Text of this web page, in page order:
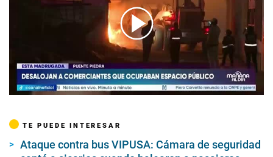
00:00/02:31
TE PUEDE INTERESAR
Ataque contra bus VIPUSA: Cámara de seguridad